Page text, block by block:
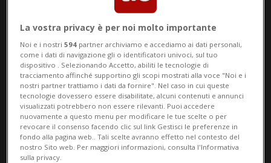
18 agosto, è stato rinvenuto il cadavere di
un uomo nel fiume Aare, all'altezza di
Niedergösgen, nel canton Soletta. Il corpo
è stato recuperato attorno alle 11:00 nei
pressi della centrale idroelettrica, pre...
🔐 Sblocca il nostro archivio
esclusivo!
La vostra privacy è per noi molto importante
Noi e i nostri594 partner archiviamo e accediamo ai dati personali,
come i dati di navigazione gli o identificatori univoci, sul tuo
dispositivo . Selezionando Accetto, abiliti le tecnologie di
tracciamento affinché supportino gli scopi mostrati alla voce "Noi e i
nostri partner trattiamo i dati da fornire". Nel caso in cui queste
tecnologie dovessero essere disabilitate, alcuni contenuti e annunci
visualizzati potrebbero non essere rilevanti. Puoi accedere
nuovamente a questo menu per modificare le tue scelte o per
revocare il consenso facendo clic sul link Gestisci le preferenze in
fondo alla pagina web.. Tali scelte avranno effetto nel contesto del
nostro Sito web. Per maggiori informazioni, consulta l'Informativa
sulla privacy.